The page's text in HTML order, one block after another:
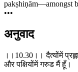
pakṣhiṇām—amongst
•••
अनुवाद
।।10.30।। दैत्योंमें
और पक्षियोंमें गरुड मैं हूँ।